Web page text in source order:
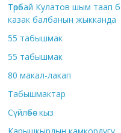
Төрөбай Кулатов шым таап
казак балбанын жыкканда
55 табышмак
55 табышмак
80 макал-лакап
Табышмактар
Сүйлөбөс кыз